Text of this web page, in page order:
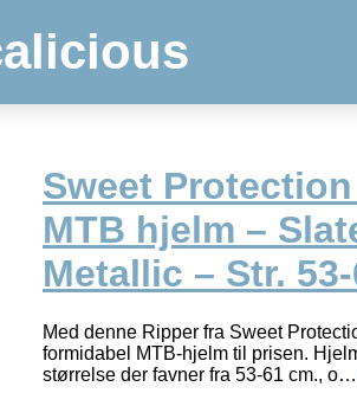
Sweet
MTB hjelm –
Metallic – Str.
Med denne Ripper fra Sweet
formidabel MTB-hjelm til prisen.
størrelse der favner fra 53-61 cm., o…